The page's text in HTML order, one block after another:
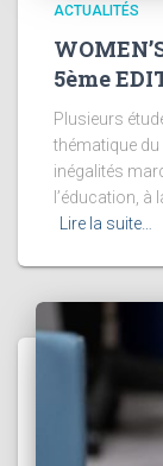
ACTUALITÉS
5ème
Plusieurs
thématique du
inégalités
l’éducation, à
Lire la suite…